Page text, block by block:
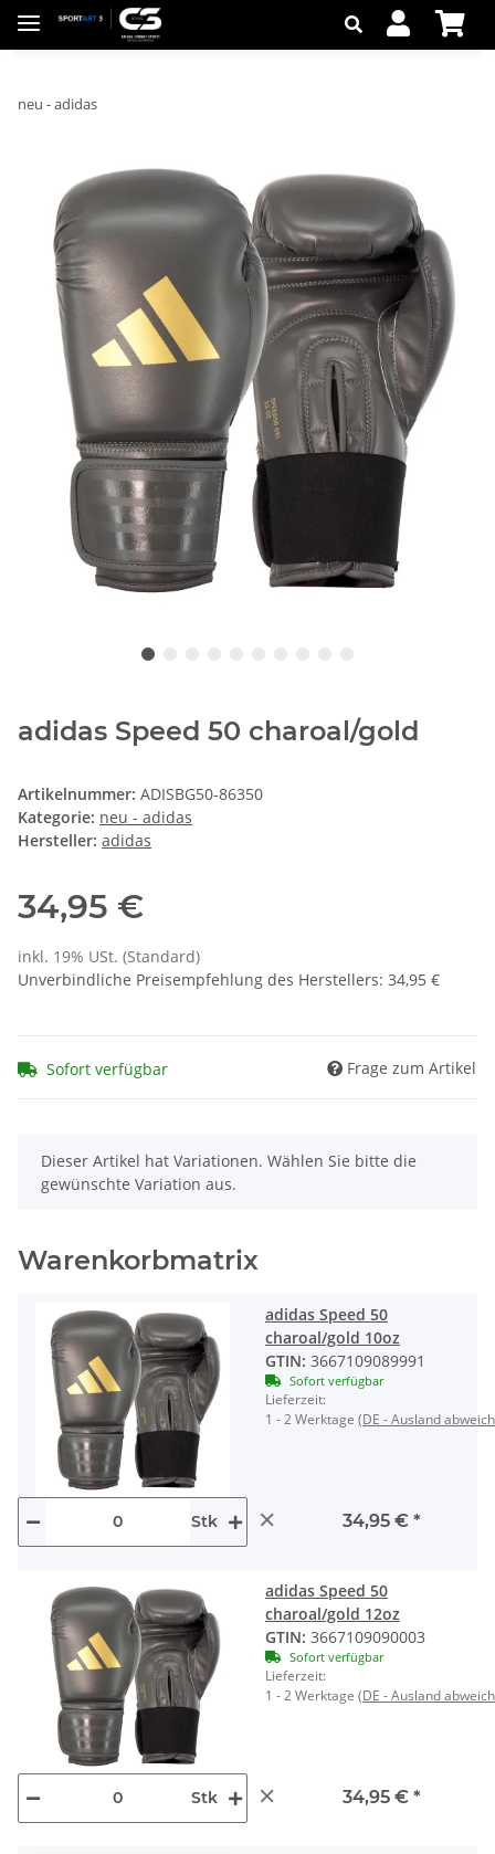
neu - adidas
adidas Speed 50 charoal/gold
Artikelnummer: ADISBG50-86350
Kategorie: neu - adidas
Hersteller: adidas
34,95 €
inkl. 19% USt. (Standard)
Unverbindliche Preisempfehlung des Herstellers: 34,95 €
Sofort verfügbar Frage zum Artikel
x
Dieser Artikel hat Variationen. Wählen Sie bitte die
gewünschte Variation aus.
Warenkorbmatrix
adidas Speed 50
charoal/gold 10oz
GTIN: 3667109089991
Sofort verfügbar
Lieferzeit:
1 - 2 Werktage (DE - Ausland
Stk × 34,95 € *
adidas Speed 50
charoal/gold 12oz
GTIN: 3667109090003
Sofort verfügbar
Lieferzeit:
1 - 2 Werktage (DE - Ausland
Stk × 34,95 € *